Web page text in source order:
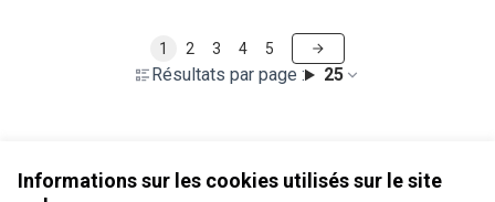
Informations sur les cookies utilisés sur le site
Résultats par page : 25
1 2 3 4 5